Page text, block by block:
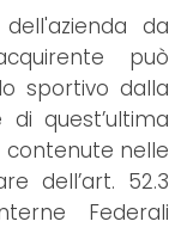
da
può
sportivo dalla
di quest’ultima
contenute nelle
dell’art. 52.3
Federali